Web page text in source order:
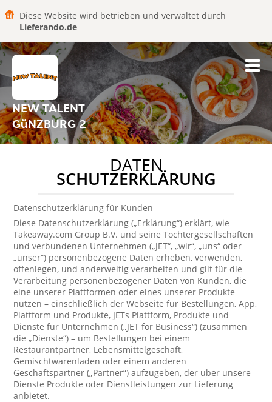
Diese Website wird betrieben und verwaltet durch
Lieferando.de
NEW TALENT
GüNZBURG 2
DATEN
SCHUTZERKLÄRUNG
Datenschutzerklärung für Kunden
Diese Datenschutzerklärung („Erklärung“) erklärt, wie
Takeaway.com Group B.V. und seine Tochtergesellschaften
und verbundenen Unternehmen („JET“, „wir“, „uns“ oder
„unser“) personenbezogene Daten erheben, verwenden,
offenlegen, und anderweitig verarbeiten und gilt für die
Verarbeitung personenbezogener Daten von Kunden, die
eine unserer Plattformen oder eines unserer Produkte
nutzen – einschließlich der Webseite für Bestellungen, App,
Plattform und Produkte, JETs Plattform, Produkte und
Dienste für Unternehmen („JET for Business“) (zusammen
die „Dienste“) – um Bestellungen bei einem
Restaurantpartner, Lebensmittelgeschäft,
Gemischtwarenladen oder einem anderen
Geschäftspartner („Partner“) aufzugeben, der über unsere
Dienste Produkte oder Dienstleistungen zur Lieferung
anbietet.